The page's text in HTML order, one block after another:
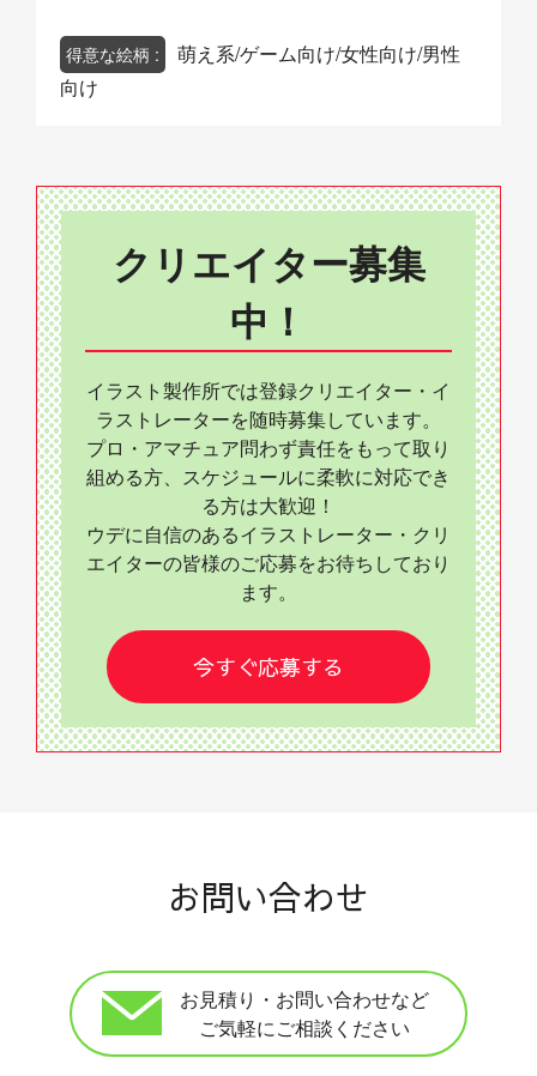
得意な絵柄 :
萌え系/ゲーム向け/女性向け/男性
向け
クリエイター募集
中！
イラスト製作所では登録クリエイター・イ
ラストレーターを随時募集しています。
プロ・アマチュア問わず責任をもって取り
組める方、スケジュールに柔軟に対応でき
る方は大歓迎！
ウデに自信のあるイラストレーター・クリ
エイターの皆様のご応募をお待ちしており
ます。
今すぐ応募する
お問い合わせ
お見積り・お問い合わせなど
ご気軽にご相談ください